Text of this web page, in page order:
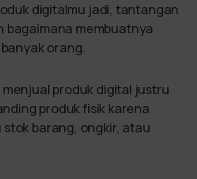
digitalmu jadi, tantangan
bagaimana membuatnya
orang.
produk digital justru
produk fisik karena
stok barang, ongkir, atau